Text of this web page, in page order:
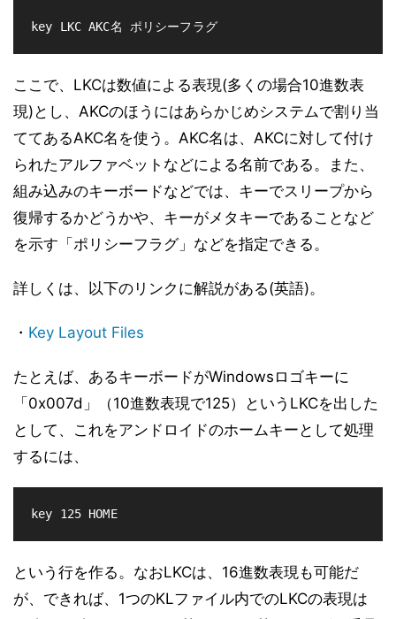
key LKC AKC名 ポリシーフラグ
ここで、LKCは数値による表現(多くの場合10進数表
現)とし、AKCのほうにはあらかじめシステムで割り当
ててあるAKC名を使う。AKC名は、AKCに対して付け
られたアルファベットなどによる名前である。また、
組み込みのキーボードなどでは、キーでスリープから
復帰するかどうかや、キーがメタキーであることなど
を示す「ポリシーフラグ」などを指定できる。
詳しくは、以下のリンクに解説がある(英語)。
・ Key Layout Files
たとえば、あるキーボードがWindowsロゴキーに
「0x007d」（10進数表現で125）というLKCを出した
として、これをアンドロイドのホームキーとして処理
するには、
key 125 HOME
という行を作る。なおLKCは、16進数表現も可能だ
が、できれば、1つのKLファイル内でのLKCの表現は